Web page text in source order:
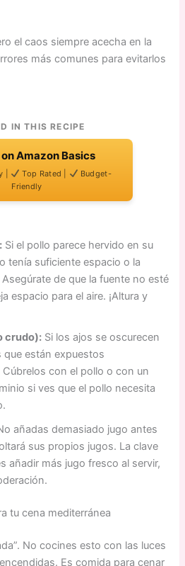
el caos siempre acecha en la
más comunes para evitarlos
IN THIS RECIPE
Amazon Basics
| Top Rated |
Budget-
Friendly
Si el pollo parece hervido en su
tenía suficiente espacio o la
de que la fuente no esté
espacio para el aire. ¡Altura y
crudo): Si los ajos se oscurecen
que están expuestos
con el pollo o con un
si ves que el pollo necesita
añadas demasiado jugo antes
sus propios jugos. La clave
añadir más jugo fresco al servir,
tu cena mediterránea
No cocines esto con las luces
Es comida para cenar